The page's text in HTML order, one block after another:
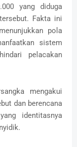
yang diduga
Fakta ini
pola
sistem
pelacakan
mengakui
dan berencana
identitasnya